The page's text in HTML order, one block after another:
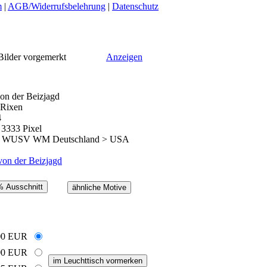
| AGB/Widerrufsbelehrung | Datenschutz
vorgemerkt Anzeigen
der Beizjagd
Pixel
WUSV WM Deutschland > USA
der Beizjagd
EUR
EUR